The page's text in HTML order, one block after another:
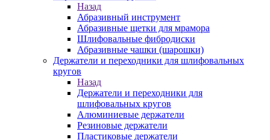
Назад
Абразивный инструмент
Абразивные щетки для мрамора
Шлифовальные фибродиски
Абразивные чашки (шарошки)
Держатели и переходники для шлифовальных
кругов
Назад
Держатели и переходники для
шлифовальных кругов
Алюминиевые держатели
Резиновые держатели
Пластиковые держатели